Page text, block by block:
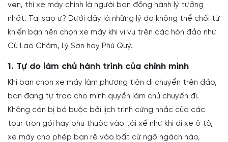
vẹn, thì xe máy chính là người bạn đồng hành lý tưởng
nhất. Tại sao ư? Dưới đây là những lý do không thể chối từ
khiến bạn nên chọn xe máy khi vi vu trên các hòn đảo như
Cù Lao Chàm, Lý Sơn hay Phú Quý.
1. Tự do làm chủ hành trình của chính mình
Khi bạn chọn xe máy làm phương tiện di chuyển trên đảo,
bạn đang tự trao cho mình quyền làm chủ chuyến đi.
Không còn bị bó buộc bởi lịch trình cứng nhắc của các
tour trọn gói hay phụ thuộc vào tài xế như khi đi xe ô tô,
xe máy cho phép bạn rẽ vào bất cứ ngõ ngách nào,